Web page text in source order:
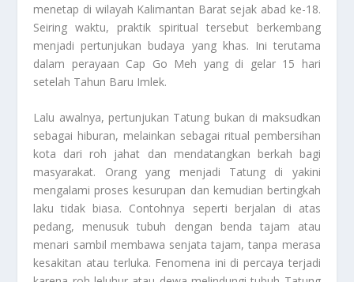
menetap di wilayah Kalimantan Barat sejak abad ke-18.
Seiring waktu, praktik spiritual tersebut berkembang
menjadi pertunjukan budaya yang khas. Ini terutama
dalam perayaan Cap Go Meh yang di gelar 15 hari
setelah Tahun Baru Imlek.
Lalu awalnya, pertunjukan Tatung bukan di maksudkan
sebagai hiburan, melainkan sebagai ritual pembersihan
kota dari roh jahat dan mendatangkan berkah bagi
masyarakat. Orang yang menjadi Tatung di yakini
mengalami proses kesurupan dan kemudian bertingkah
laku tidak biasa. Contohnya seperti berjalan di atas
pedang, menusuk tubuh dengan benda tajam atau
menari sambil membawa senjata tajam, tanpa merasa
kesakitan atau terluka. Fenomena ini di percaya terjadi